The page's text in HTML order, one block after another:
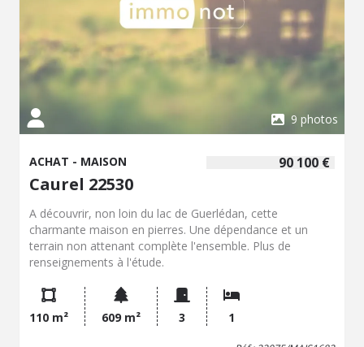
des services.
9 photos
90 100 €
ACHAT - MAISON
Caurel 22530
A découvrir, non loin du lac de Guerlédan, cette
charmante maison en pierres. Une dépendance et un
terrain non attenant complète l'ensemble. Plus de
renseignements à l'étude.
110 m² 609 m² 3 1